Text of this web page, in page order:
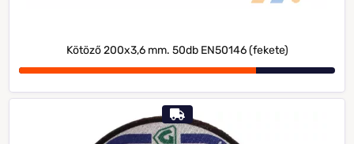
Kötöző 200x3,6 mm. 50db EN50146 (fekete)